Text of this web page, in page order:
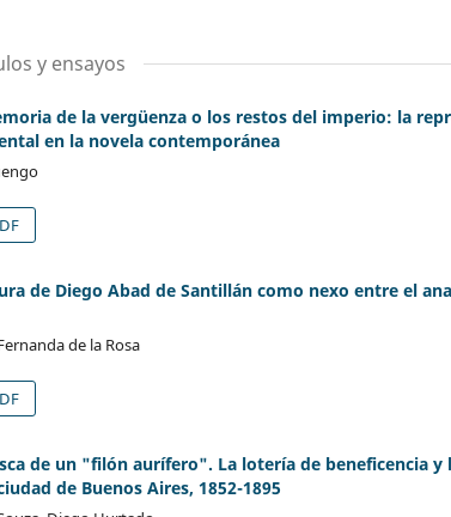
y ensayos
de la vergüenza o los restos del imperio: la
en la novela contemporánea
de Diego Abad de Santillán como nexo entre el
de la Rosa
de un "filón aurífero". La lotería de beneficencia
de Buenos Aires, 1852-1895